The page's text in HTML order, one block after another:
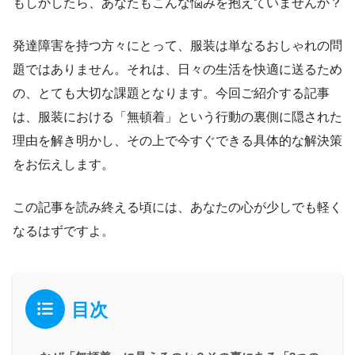
もしかしたら、あなたもこんな悩みを抱えていませんか？
発達障害を持つ方々にとって、服装は単なるおしゃれの問
題ではありません。それは、日々の生活を快適に送るため
の、とても大切な課題となります。今回ご紹介する記事
は、服装における「無頓着」という行動の裏側に隠された
理由を解き明かし、その上で今すぐできる具体的な解決策
をお伝えします。
この記事を読み終える頃には、あなたの心が少しでも軽く
なるはずですよ。
目次